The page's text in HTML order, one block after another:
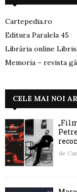
Cartepedia.ro
Editura Paralela 45
Librăria online
Memoria – revista
CELE MAI NOI
de